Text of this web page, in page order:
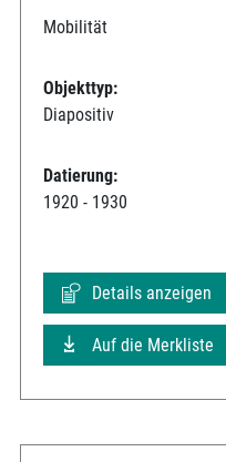
Mobilität
Objekttyp:
Diapositiv
Datierung:
1920 - 1930
Details anzeigen
Auf die Merkliste